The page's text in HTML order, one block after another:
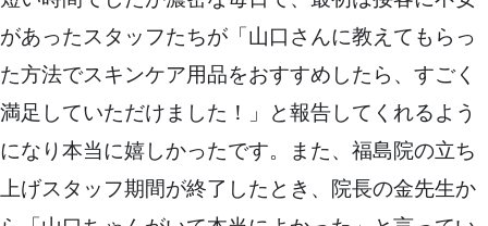
があったスタッフたちが「山口さんに教えてもらっ
た方法でスキンケア用品をおすすめしたら、すごく
満足していただけました！」と報告してくれるよう
になり本当に嬉しかったです。また、福島院の立ち
上げスタッフ期間が終了したとき、院長の金先生か